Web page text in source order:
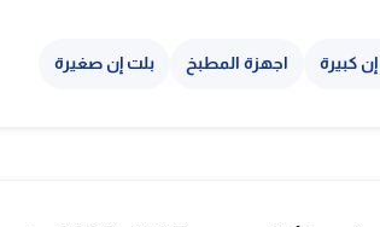
كبيرة اجهزة المطبخ بلت إن صغيرة